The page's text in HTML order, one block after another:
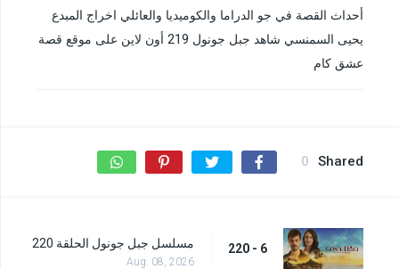
أحداث القصة في جو الدراما والكوميديا والعائلي اخراج المبدع
يحيى السمنسي شاهد جبل جونول 219 أون لاين على موقع قصة
عشق كام
Shared
0
6 - 220 مسلسل جبل جونول الحلقة 220
Aug. 08, 2026